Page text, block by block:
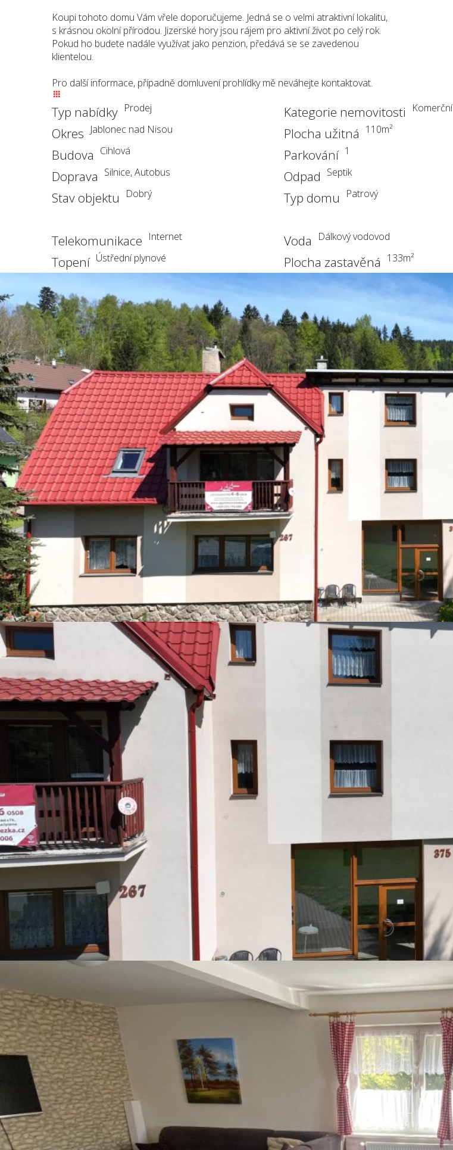
Koupi tohoto domu Vám vřele doporučujeme. Jedná se o velmi atraktivní lokalitu,
s krásnou okolní přírodou. Jizerské hory jsou rájem pro aktivní život po celý rok.
Pokud ho budete nadále využívat jako penzion, předává se se zavedenou
klientelou.
Pro další informace, případně domluvení prohlídky mě neváhejte kontaktovat.
Typ nabídky Prodej Kategorie nemovitosti Komerční
Okres Jablonec nad Nisou Plocha užitná m²
110
Budova Cihlová Parkování 1
Doprava Silnice, Autobus Odpad Septik
Stav objektu Dobrý Typ domu Patrový
Telekomunikace Internet Voda Dálkový vodovod
Topení Ústřední plynové Plocha zastavěná m²
133